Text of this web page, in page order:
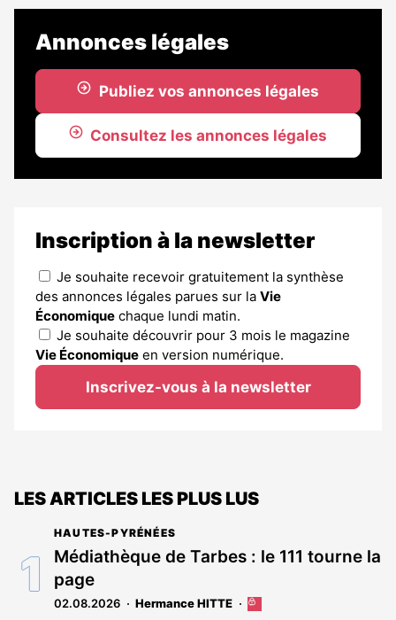
abonnés
Annonces légales
Publiez vos annonces légales
Consultez les annonces légales
Inscription à la newsletter
Je souhaite recevoir gratuitement la synthèse
des annonces légales parues sur la Vie
Économique chaque lundi matin.
Je souhaite découvrir pour 3 mois le magazine
Vie Économique en version numérique.
Inscrivez-vous à la newsletter
LES ARTICLES LES PLUS LUS
HAUTES-PYRÉNÉES
Médiathèque de Tarbes : le 111 tourne la
page
02.08.2026 Hermance HITTE
Cet